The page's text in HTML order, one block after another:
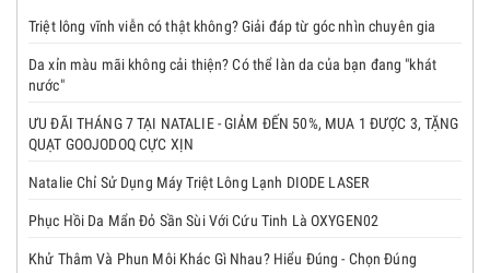
Triệt lông vĩnh viễn có thật không? Giải đáp từ góc nhìn chuyên gia
Da xỉn màu mãi không cải thiện? Có thể làn da của bạn đang "khát
nước"
ƯU ĐÃI THÁNG 7 TẠI NATALIE - GIẢM ĐẾN 50%, MUA 1 ĐƯỢC 3, TẶNG
QUẠT GOOJODOQ CỰC XỊN
Natalie Chỉ Sử Dụng Máy Triệt Lông Lạnh DIODE LASER
Phục Hồi Da Mẩn Đỏ Sần Sùi Với Cứu Tinh Là OXYGEN02
Khử Thâm Và Phun Môi Khác Gì Nhau? Hiểu Đúng - Chọn Đúng